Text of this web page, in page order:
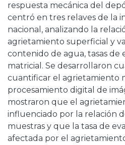
respuesta mecánica del
centró en tres relaves de la
nacional, analizando la
agrietamiento superficial y
contenido de agua, tasas de
matricial. Se desarrollaron
cuantificar el agrietamiento
procesamiento digital de
mostraron que el
influenciado por la relación
muestras y que la tasa de
afectada por el